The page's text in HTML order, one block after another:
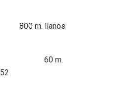
800 m. llanos
60 m.